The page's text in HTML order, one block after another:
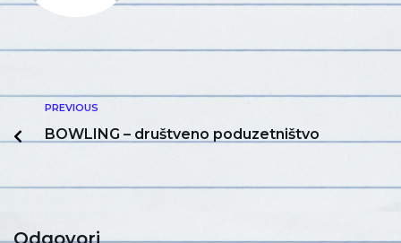
PREVIOUS
BOWLING – društveno poduzetništvo
Odgovori